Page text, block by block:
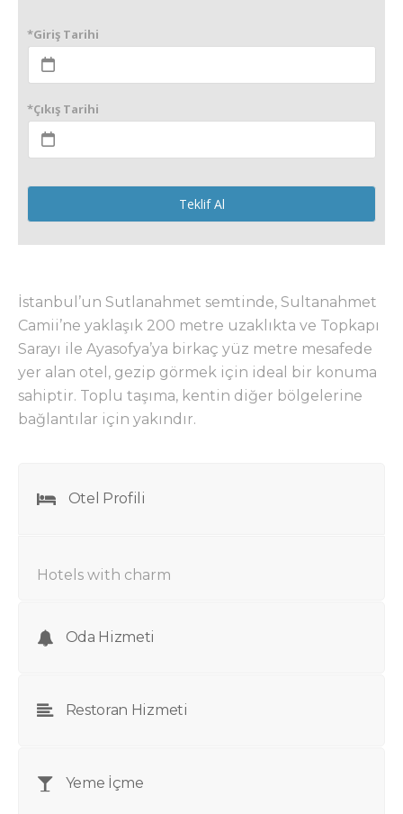
*Giriş Tarihi
*Çıkış Tarihi
Teklif Al
İstanbul’un Sutlanahmet semtinde, Sultanahmet
Camii’ne yaklaşık 200 metre uzaklıkta ve Topkapı
Sarayı ile Ayasofya’ya birkaç yüz metre mesafede
yer alan otel, gezip görmek için ideal bir konuma
sahiptir. Toplu taşıma, kentin diğer bölgelerine
bağlantılar için yakındır.
Otel Profili
Hotels with charm
Oda Hizmeti
Restoran Hizmeti
Yeme İçme